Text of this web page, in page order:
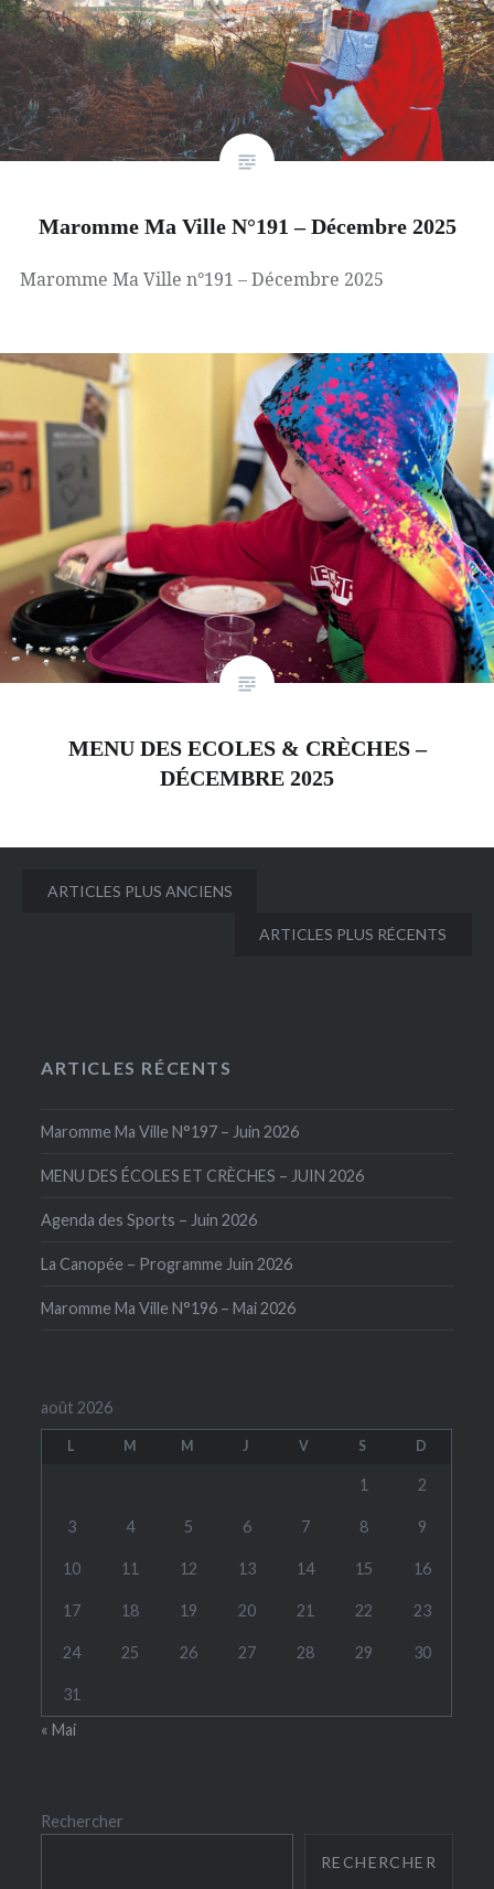
Maromme Ma Ville N°191 – Décembre 2025
Maromme Ma Ville n°191 – Décembre 2025
MENU DES ECOLES & CRÈCHES –
DÉCEMBRE 2025
Navigation
ARTICLES PLUS ANCIENS
ARTICLES PLUS RÉCENTS
ARTICLES RÉCENTS
Maromme Ma Ville N°197 – Juin 2026
MENU DES ÉCOLES ET CRÈCHES – JUIN 2026
Agenda des Sports – Juin 2026
La Canopée – Programme Juin 2026
Maromme Ma Ville N°196 – Mai 2026
août 2026
L M M J V S D
1 2
3 4 5 6 7 8 9
10 11 12 13 14 15 16
17 18 19 20 21 22 23
24 25 26 27 28 29 30
31
« Mai
Rechercher
RECHERCHER